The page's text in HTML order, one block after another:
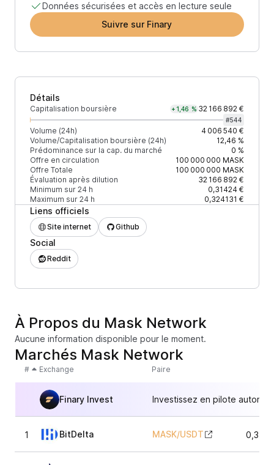
Données sécurisées et accès en lecture seule
Suivre sur Finary
Détails
Capitalisation boursière +1,46 % 32 166 892 €
#544
Volume (24h)
4 006 540 €
Volume/Capitalisation boursière (24h)
12,46 %
Prédominance sur la cap. du marché
0 %
Offre en circulation
100 000 000 MASK
Offre Totale
100 000 000 MASK
Évaluation après dilution
32 166 892 €
Minimum sur 24 h
0,31424 €
Maximum sur 24 h
0,324131 €
Liens officiels
Site internet Github
Social
Reddit
À Propos du Mask Network
Aucune information disponible pour le moment.
Marchés Mask Network
# Exchange Paire
Finary Invest Investissez en pilote
1 BitDelta MASK/USDT